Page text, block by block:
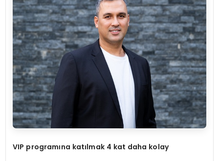
VIP programına katılmak 4 kat daha kolay